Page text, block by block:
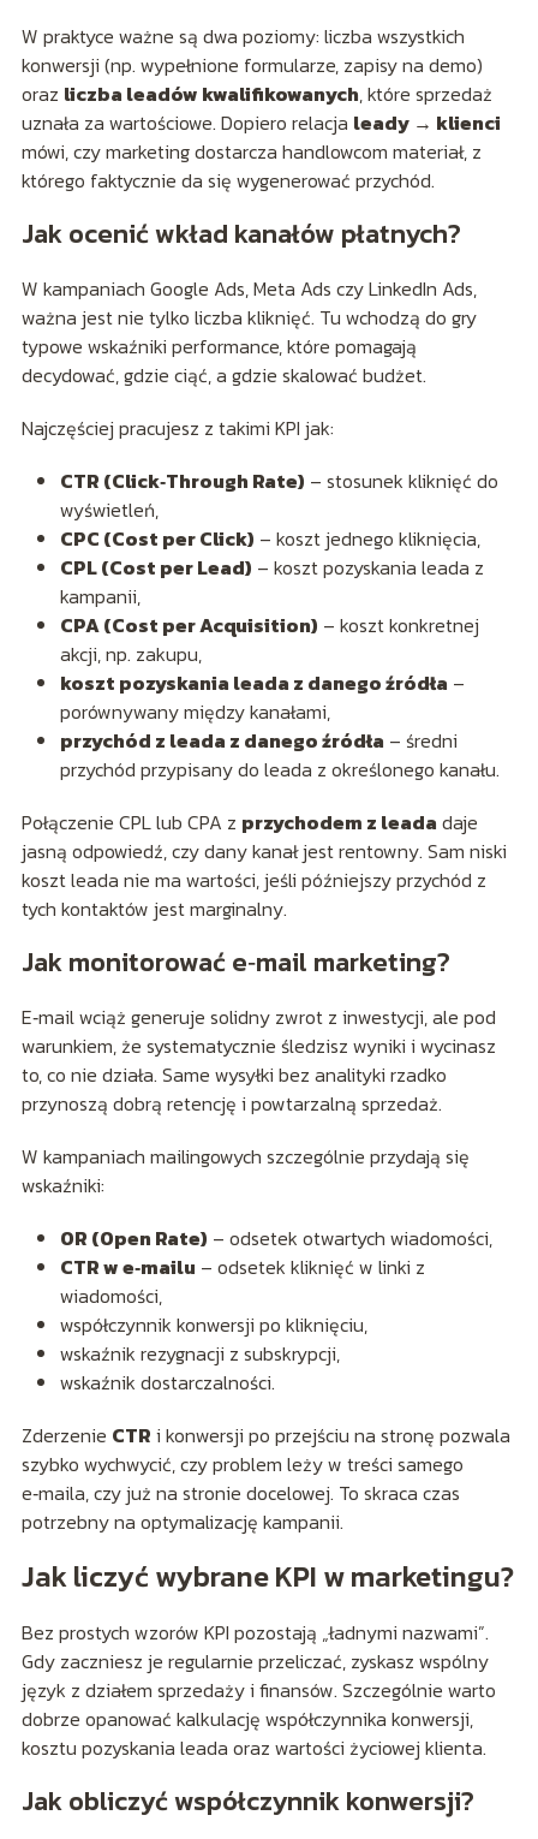
W praktyce ważne są dwa poziomy: liczba wszystkich
konwersji (np. wypełnione formularze, zapisy na demo)
oraz liczba leadów kwalifikowanych, które sprzedaż
uznała za wartościowe. Dopiero relacja leady → klienci
mówi, czy marketing dostarcza handlowcom materiał, z
którego faktycznie da się wygenerować przychód.
Jak ocenić wkład kanałów płatnych?
W kampaniach Google Ads, Meta Ads czy LinkedIn Ads,
ważna jest nie tylko liczba kliknięć. Tu wchodzą do gry
typowe wskaźniki performance, które pomagają
decydować, gdzie ciąć, a gdzie skalować budżet.
Najczęściej pracujesz z takimi KPI jak:
CTR (Click‑Through Rate) – stosunek kliknięć do
wyświetleń,
CPC (Cost per Click) – koszt jednego kliknięcia,
CPL (Cost per Lead) – koszt pozyskania leada z
kampanii,
CPA (Cost per Acquisition) – koszt konkretnej
akcji, np. zakupu,
koszt pozyskania leada z danego źródła –
porównywany między kanałami,
przychód z leada z danego źródła – średni
przychód przypisany do leada z określonego kanału.
Połączenie CPL lub CPA z przychodem z leada daje
jasną odpowiedź, czy dany kanał jest rentowny. Sam niski
koszt leada nie ma wartości, jeśli późniejszy przychód z
tych kontaktów jest marginalny.
Jak monitorować e‑mail marketing?
E‑mail wciąż generuje solidny zwrot z inwestycji, ale pod
warunkiem, że systematycznie śledzisz wyniki i wycinasz
to, co nie działa. Same wysyłki bez analityki rzadko
przynoszą dobrą retencję i powtarzalną sprzedaż.
W kampaniach mailingowych szczególnie przydają się
wskaźniki:
OR (Open Rate) – odsetek otwartych wiadomości,
CTR w e‑mailu – odsetek kliknięć w linki z
wiadomości,
współczynnik konwersji po kliknięciu,
wskaźnik rezygnacji z subskrypcji,
wskaźnik dostarczalności.
Zderzenie CTR i konwersji po przejściu na stronę pozwala
szybko wychwycić, czy problem leży w treści samego
e‑maila, czy już na stronie docelowej. To skraca czas
potrzebny na optymalizację kampanii.
Jak liczyć wybrane KPI w marketingu?
Bez prostych wzorów KPI pozostają „ładnymi nazwami”.
Gdy zaczniesz je regularnie przeliczać, zyskasz wspólny
język z działem sprzedaży i finansów. Szczególnie warto
dobrze opanować kalkulację współczynnika konwersji,
kosztu pozyskania leada oraz wartości życiowej klienta.
Jak obliczyć współczynnik konwersji?